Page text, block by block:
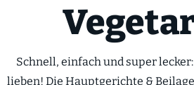
Schnell, einfach und super
lieben! Die Hauptgerichte &